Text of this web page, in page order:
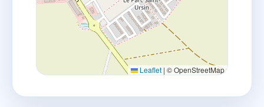
Leaflet | © OpenStreetMap